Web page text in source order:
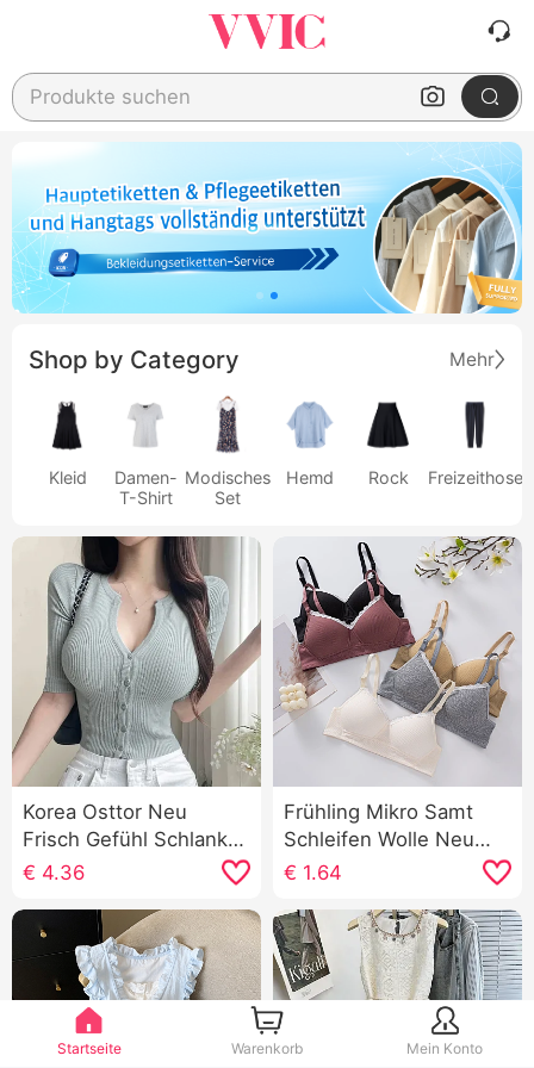
Produkte suchen
Shop by Category Mehr
Kleid
Damen-
T-Shirt
Modisches
Set
Hemd Rock Freizeithose
Korea Osttor Neu
Frisch Gefühl Schlank
Sexy Weiblichkeit V-
Ausschnitt Zeigen Figur
Fünf Punkte Ärmel
Strick Strickjacke
Damen
€ 4.36
Frühling Mikro Samt
Schleifen Wolle Neu
Explosiver Stil Luo Li
Gürtel Brust Pad
Schlank Leibchen
Frauen
€ 1.64
Startseite Warenkorb Mein Konto